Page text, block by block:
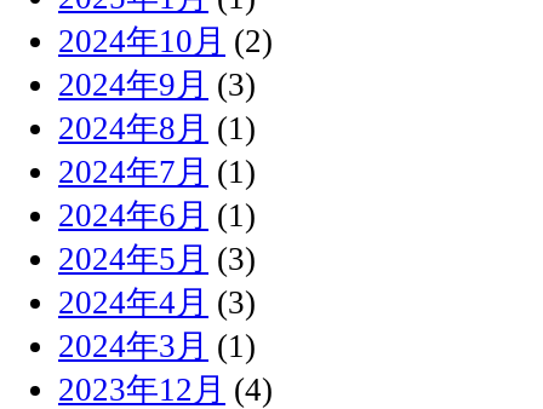
2024年10月 (2)
2024年9月 (3)
2024年8月 (1)
2024年7月 (1)
2024年6月 (1)
2024年5月 (3)
2024年4月 (3)
2024年3月 (1)
2023年12月 (4)